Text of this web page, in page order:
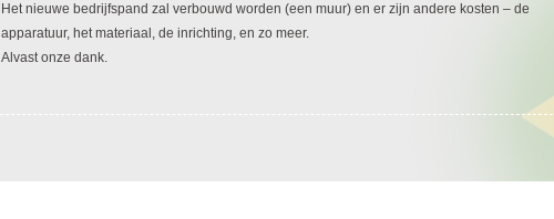
Het nieuwe bedrijfspand zal verbouwd worden (een muur) en er zijn andere kosten – de
apparatuur, het materiaal, de inrichting, en zo meer.
Alvast onze dank.